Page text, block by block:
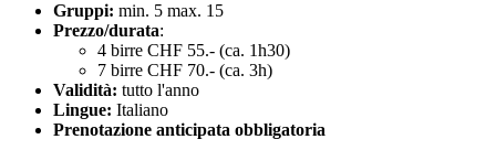
Gruppi: min. 5 max. 15
Prezzo/durata:
4 birre CHF 55.- (ca. 1h30)
7 birre CHF 70.- (ca. 3h)
Validità: tutto l'anno
Lingue: Italiano
Prenotazione anticipata obbligatoria